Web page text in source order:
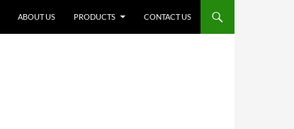
ABOUT US PRODUCTS CONTACT US